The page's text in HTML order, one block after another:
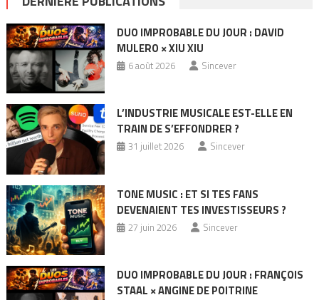
DUO IMPROBABLE DU JOUR : DAVID
MULERO × XIU XIU
6 août 2026 Sincever
L’INDUSTRIE MUSICALE EST-ELLE EN
TRAIN DE S’EFFONDRER ?
31 juillet 2026 Sincever
TONE MUSIC : ET SI TES FANS
DEVENAIENT TES INVESTISSEURS ?
27 juin 2026 Sincever
DUO IMPROBABLE DU JOUR : FRANÇOIS
STAAL × ANGINE DE POITRINE